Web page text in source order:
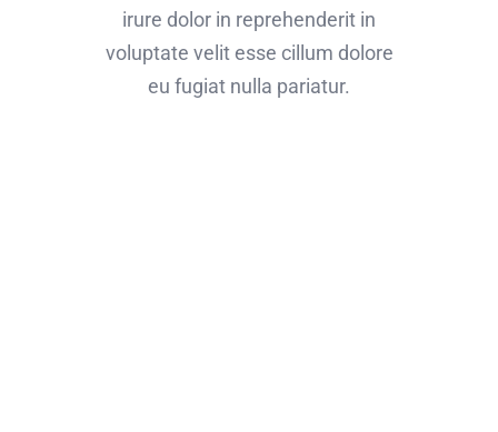
irure dolor in reprehenderit in
voluptate velit esse cillum dolore
eu fugiat nulla pariatur.